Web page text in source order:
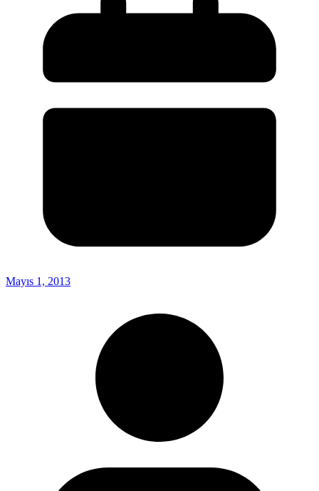
Mayıs 1, 2013